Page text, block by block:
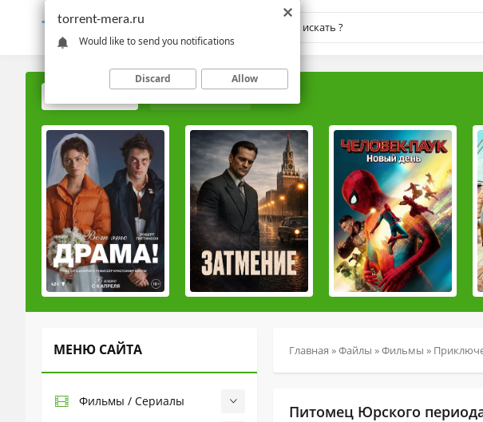
TORRENT-MERA.RU
МЕНЮ САЙТА
Фильмы / Сериалы
Главная »Файлы »Фильмы »
Питомец Юрского
torrent-mera.ru
Would like to send you notifications
Discard Allow